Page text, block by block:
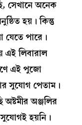
সেখানে অনেক
হয়। কিন্তু
পারে।
এই লিবারাল
এই পুজো
সুযোগ পেতাম।
অঞ্জলির
সুযোগই হয়নি।